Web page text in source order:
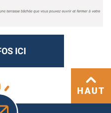
ICI
HAUT